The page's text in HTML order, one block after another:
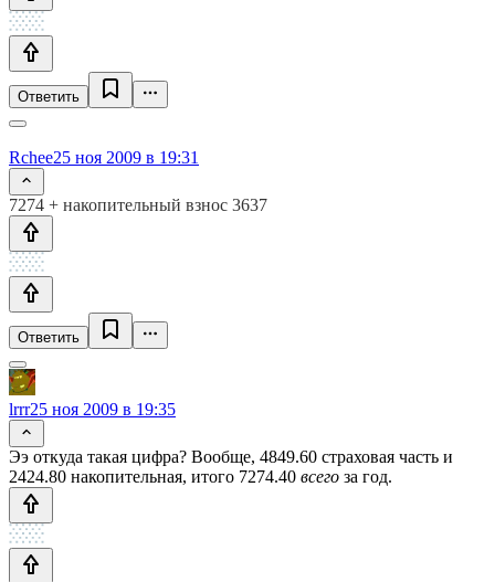
Ответить
Rchee25 ноя 2009 в 19:31
7274 + накопительный взнос 3637
Ответить
lrrr25 ноя 2009 в 19:35
Ээ откуда такая цифра? Вообще, 4849.60 страховая часть и
2424.80 накопительная, итого 7274.40 всего за год.